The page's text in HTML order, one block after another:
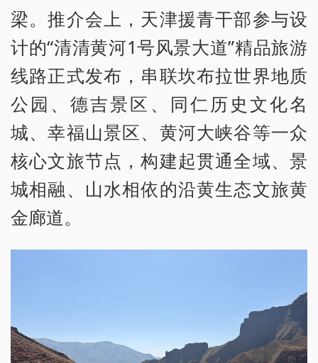
梁。推介会上，天津援青干部参与设
计的“清清黄河1号风景大道”精品旅游
线路正式发布，串联坎布拉世界地质
公园、德吉景区、同仁历史文化名
城、幸福山景区、黄河大峡谷等一众
核心文旅节点，构建起贯通全域、景
城相融、山水相依的沿黄生态文旅黄
金廊道。